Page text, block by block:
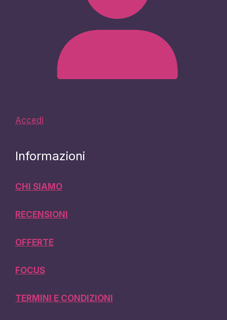
Accedi
Informazioni
CHI SIAMO
RECENSIONI
OFFERTE
FOCUS
TERMINI E CONDIZIONI